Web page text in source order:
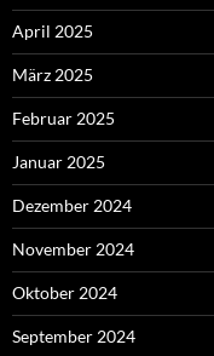
April 2025
März 2025
Februar 2025
Januar 2025
Dezember 2024
November 2024
Oktober 2024
September 2024